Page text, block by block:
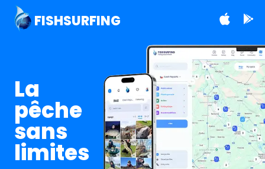
FISHSURFING
La
pêche
sans
limites